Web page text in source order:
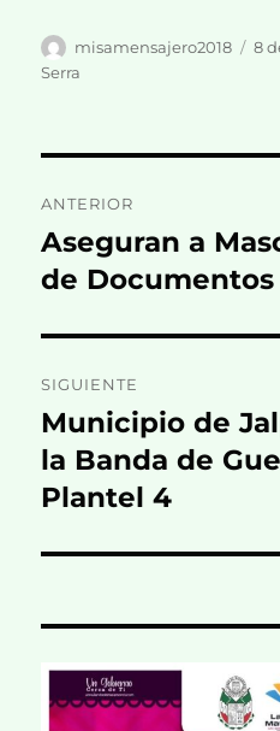
Autor
misamensajero2018 8
Serra
de
entradas
ANTERIOR
Entrada
anterior:
Aseguran a
de Documentos
SIGUIENTE
Entrada
siguiente:
Municipio de
la Banda de
Plantel 4